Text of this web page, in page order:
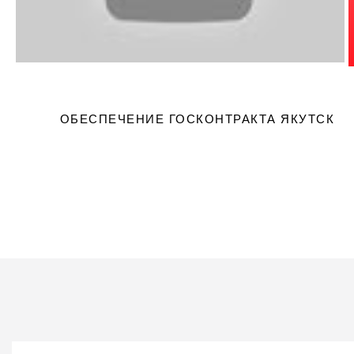
растерянность перед утончённой Жаклин, а спокойная
уверенность женщины, прекрасно знающей себе
женщина, которая видела и пережила гораздо больше,
которую мы привыкли в ней видеть.История
ОБЕСПЕЧЕНИЕ ГОСКОНТРАКТА ЯКУТСК